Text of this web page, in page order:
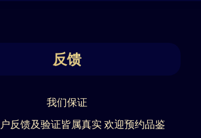
反馈
我们保证
反馈及验证皆属真实 欢迎预约品鉴